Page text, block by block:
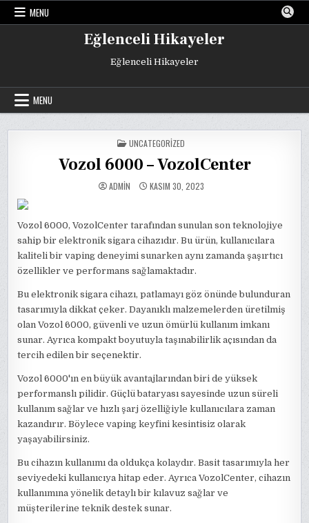
Skip
MENU
Eğlenceli Hikayeler
Eğlenceli Hikayeler
MENU
POSTED
IN
UNCATEGORIZED
Vozol 6000 – VozolCenter
ADMIN KASIM 30, 2023
Vozol 6000, VozolCenter tarafından sunulan son teknolojiye
sahip bir elektronik sigara cihazıdır. Bu ürün, kullanıcılara
kaliteli bir vaping deneyimi sunarken aynı zamanda şaşırtıcı
özellikler ve performans sağlamaktadır.
Bu elektronik sigara cihazı, patlamayı göz önünde bulunduran
tasarımıyla dikkat çeker. Dayanıklı malzemelerden üretilmiş
olan Vozol 6000, güvenli ve uzun ömürlü kullanım imkanı
sunar. Ayrıca kompakt boyutuyla taşınabilirlik açısından da
tercih edilen bir seçenektir.
Vozol 6000'ın en büyük avantajlarından biri de yüksek
performanslı pilidir. Güçlü bataryası sayesinde uzun süreli
kullanım sağlar ve hızlı şarj özelliğiyle kullanıcılara zaman
kazandırır. Böylece vaping keyfini kesintisiz olarak
yaşayabilirsiniz.
Bu cihazın kullanımı da oldukça kolaydır. Basit tasarımıyla her
seviyedeki kullanıcıya hitap eder. Ayrıca VozolCenter, cihazın
kullanımına yönelik detaylı bir kılavuz sağlar ve
müşterilerine teknik destek sunar.